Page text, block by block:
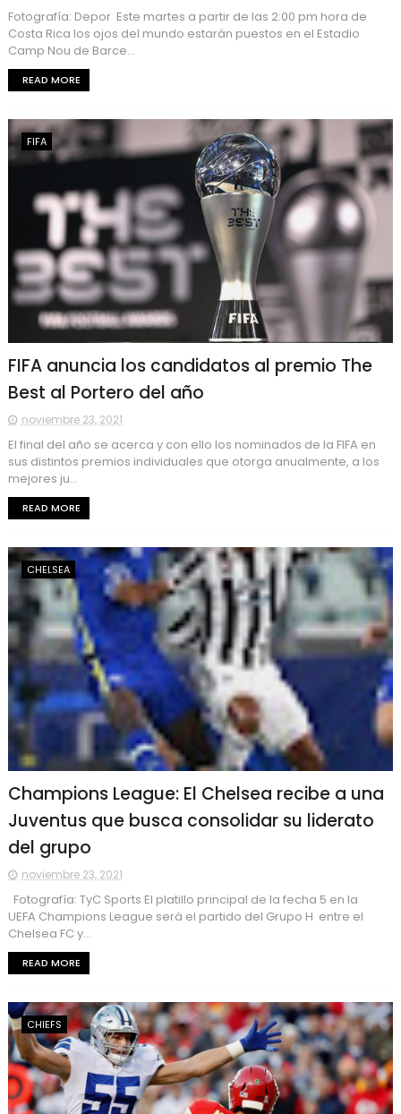
Fotografía: Depor Este martes a partir de las 2:00 pm hora de
Costa Rica los ojos del mundo estarán puestos en el Estadio
Camp Nou de Barce...
READ MORE
FIFA
FIFA anuncia los candidatos al premio The
Best al Portero del año
noviembre 23, 2021
El final del año se acerca y con ello los nominados de la FIFA en
sus distintos premios individuales que otorga anualmente, a los
mejores ju...
READ MORE
CHELSEA
Champions League: El Chelsea recibe a una
Juventus que busca consolidar su liderato
del grupo
noviembre 23, 2021
Fotografía: TyC Sports El platillo principal de la fecha 5 en la
UEFA Champions League será el partido del Grupo H entre el
Chelsea FC y...
READ MORE
CHIEFS